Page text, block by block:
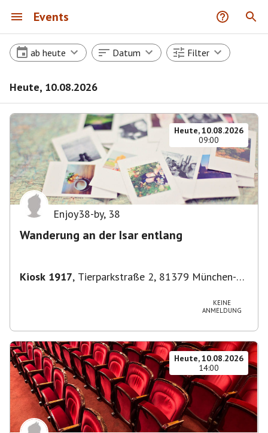
Events
ab heute Datum Filter
Heute, 10.08.2026
Heute, 10.08.2026
09:00
Enjoy38-by, 38
Wanderung an der Isar entlang
Kiosk 1917, Tierparkstraße 2, 81379 München-
KEINE
ANMELDUNG
Heute, 10.08.2026
14:00